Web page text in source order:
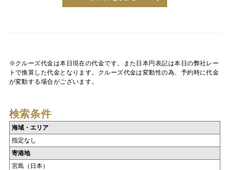
※クルーズ代金は本日現在の代金です。また日本円表記は本日の弊社レー
トで換算した代金となります。クルーズ代金は変動性の為、予約時に代金
が変動する場合がございます。
検索条件
海域・エリア
指定なし
寄港地
宮島（日本）